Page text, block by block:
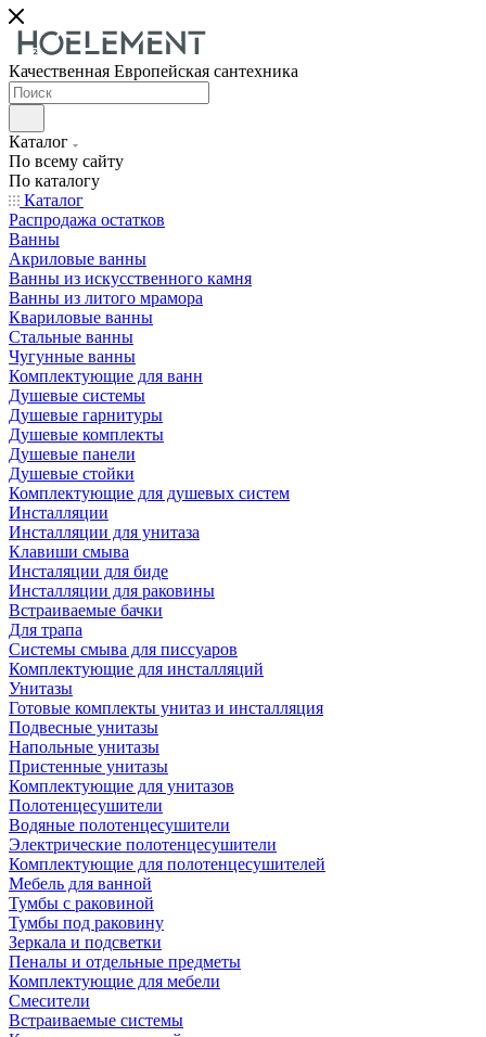
Качественная Европейская сантехника
Каталог
По всему сайту
По каталогу
Каталог
Распродажа остатков
Ванны
Акриловые ванны
Ванны из искусственного камня
Ванны из литого мрамора
Квариловые ванны
Стальные ванны
Чугунные ванны
Комплектующие для ванн
Душевые системы
Душевые гарнитуры
Душевые комплекты
Душевые панели
Душевые стойки
Комплектующие для душевых систем
Инсталляции
Инсталляции для унитаза
Клавиши смыва
Инсталяции для биде
Инсталляции для раковины
Встраиваемые бачки
Для трапа
Системы смыва для писсуаров
Комплектующие для инсталляций
Унитазы
Готовые комплекты унитаз и инсталляция
Подвесные унитазы
Напольные унитазы
Пристенные унитазы
Комплектующие для унитазов
Полотенцесушители
Водяные полотенцесушители
Электрические полотенцесушители
Комплектующие для полотенцесушителей
Мебель для ванной
Тумбы с раковиной
Тумбы под раковину
Зеркала и подсветки
Пеналы и отдельные предметы
Комплектующие для мебели
Смесители
Встраиваемые системы